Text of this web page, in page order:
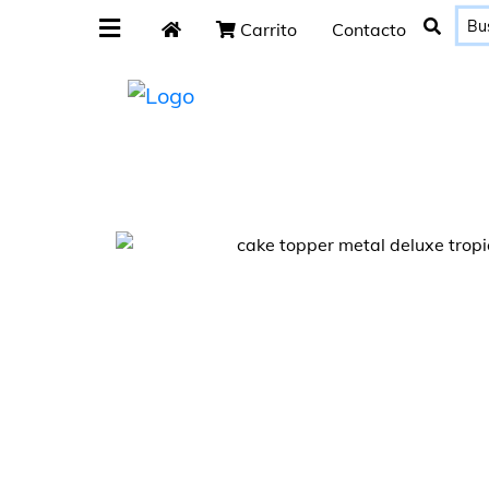
Carrito Contacto